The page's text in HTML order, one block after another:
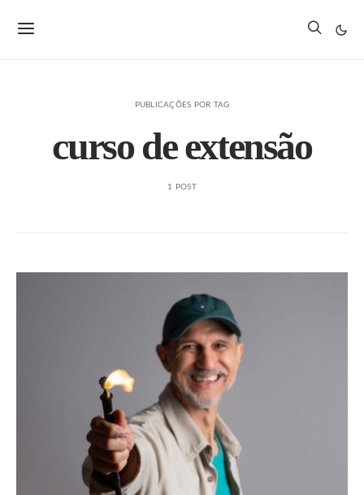
PUBLICAÇÕES POR TAG
curso de extensão
1 POST